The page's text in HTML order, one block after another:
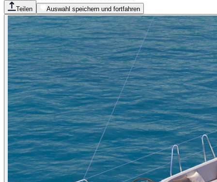
Teilen Auswahl speichern und fortfahren